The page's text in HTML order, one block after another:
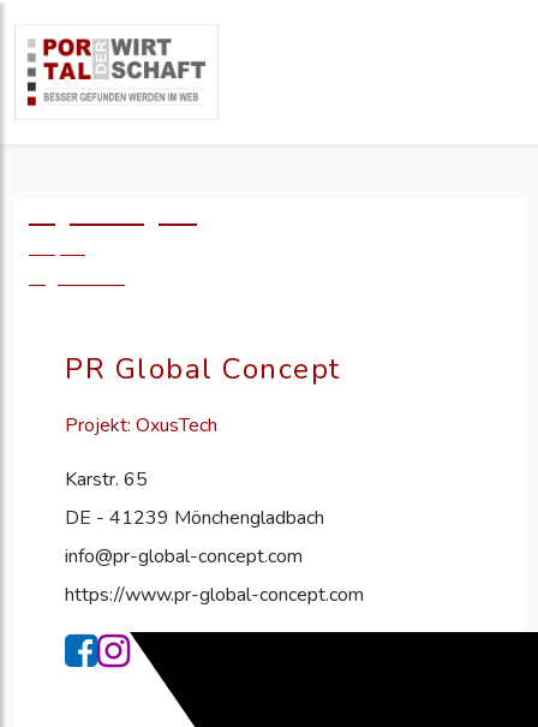
PR Global Concept
Projekt: OxusTech
Karstr. 65
DE - 41239 Mönchengladbach
info@pr-global-concept.com
https://www.pr-global-concept.com